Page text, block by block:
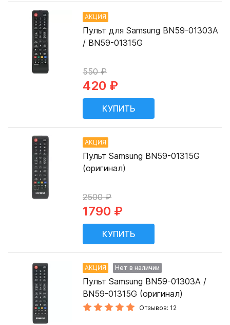
АКЦИЯ
Пульт для Samsung BN59-01303A
/ BN59-01315G
550 ₽
420 ₽
АКЦИЯ
Пульт Samsung BN59-01315G
(оригинал)
2500 ₽
1790 ₽
АКЦИЯ Нет в наличии
Пульт Samsung BN59-01303A /
BN59-01315G (оригинал)
Отзывов: 12